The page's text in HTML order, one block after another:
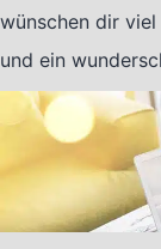
wünschen dir viel
und ein